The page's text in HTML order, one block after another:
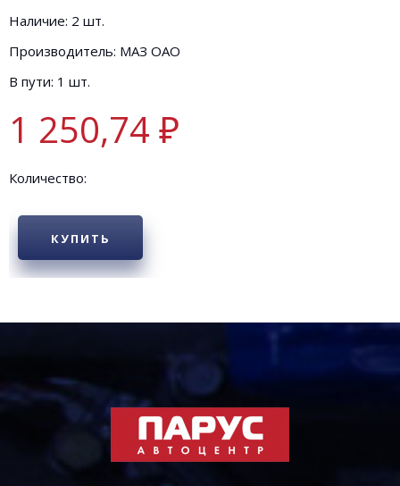
Наличие: 2 шт.
Производитель: МАЗ ОАО
В пути: 1 шт.
1 250,74 ₽
Количество:
КУПИТЬ